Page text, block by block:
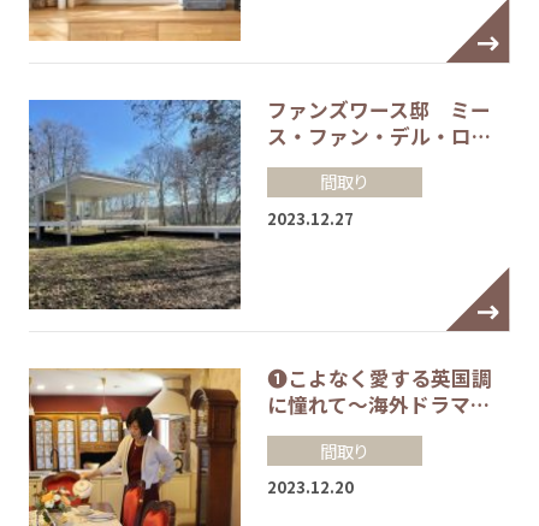
ファンズワース邸 ミー
ス・ファン・デル・ロ…
間取り
2023.12.27
❶こよなく愛する英国調
に憧れて～海外ドラマ…
間取り
2023.12.20